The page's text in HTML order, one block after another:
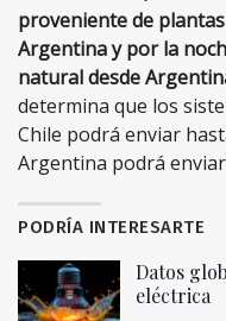
proveniente de
Argentina y por la
natural desde
determina que los
Chile podrá enviar
Argentina podrá
PODRÍA INTERESARTE
Datos
eléctrica